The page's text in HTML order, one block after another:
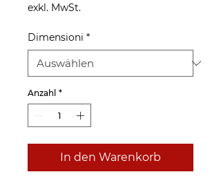
exkl. MwSt.
Dimensioni *
Anzahl *
In den Warenkorb